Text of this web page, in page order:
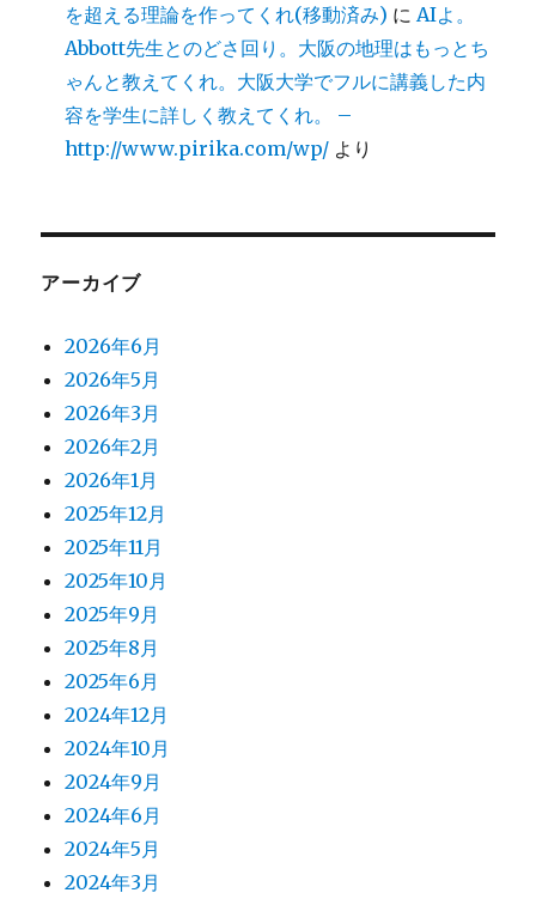
を超える理論を作ってくれ(移動済み) に AIよ。
Abbott先生とのどさ回り。大阪の地理はもっとち
ゃんと教えてくれ。大阪大学でフルに講義した内
容を学生に詳しく教えてくれ。 –
http://www.pirika.com/wp/ より
アーカイブ
2026年6月
2026年5月
2026年3月
2026年2月
2026年1月
2025年12月
2025年11月
2025年10月
2025年9月
2025年8月
2025年6月
2024年12月
2024年10月
2024年9月
2024年6月
2024年5月
2024年3月